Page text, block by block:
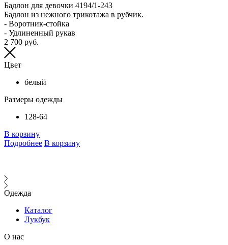
Бадлон для девочки 4194/1-243
Бадлон из нежного трикотажа в рубчик.
- Воротник-стойка
- Удлиненный рукав
2 700 руб.
Цвет
белый
Размеры одежды
128-64
В корзину
Подробнее В корзину
Одежда
Каталог
Лукбук
О нас